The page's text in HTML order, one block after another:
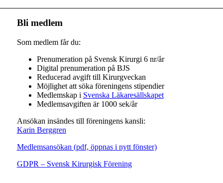
Bli medlem
Som medlem får du:
Prenumeration på Svensk Kirurgi 6 nr/år
Digital prenumeration på BJS
Reducerad avgift till Kirurgveckan
Möjlighet att söka föreningens stipendier
Medlemskap i Svenska Läkaresällskapet
Medlemsavgiften är 1000 sek/år
Ansökan insändes till föreningens kansli:
Karin Berggren
Medlemsansökan (pdf, öppnas i nytt fönster)
GDPR – Svensk Kirurgisk Förening